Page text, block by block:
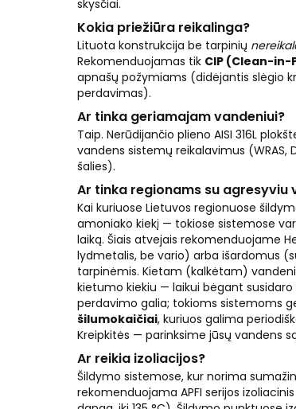
skysčiai.
Kokia priežiūra reikalinga?
Lituota konstrukcija be tarpinių
Rekomenduojamas tik CIP (Clean-
apnašų požymiams (didėjantis slėgio
perdavimas).
Ar tinka geriamajam vandeniui?
Taip. Nerūdijančio plieno AISI 316L
vandens sistemų reikalavimus (WRAS,
šalies).
Ar tinka regionams su agresyviu
Kai kuriuose Lietuvos regionuose
amoniako kiekį — tokiose sistemose
laiką. Šiais atvejais rekomenduojame
lydmetalis, be vario) arba išardomus
tarpinėmis. Kietam (kalkėtam)
kietumo kiekiu — laikui bėgant
perdavimo galia; tokioms sistemoms
šilumokaičiai, kuriuos galima
Kreipkitės — parinksime jūsų vandens
Ar reikia izoliacijos?
Šildymo sistemose, kur norima
rekomenduojama APFI serijos